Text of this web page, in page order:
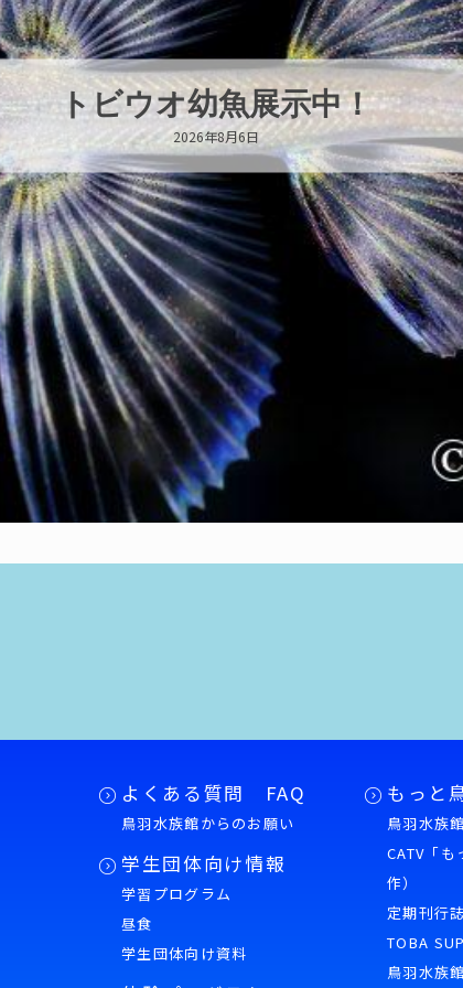
これからもツ
2026年8月6日
よくある質問 FAQ
鳥羽水族館からのお願い
学生団体向け情報
学習プログラム
昼食
学生団体向け資料
もっと
鳥羽水族
CATV「
作）
定期刊行
TOBA
鳥羽水族